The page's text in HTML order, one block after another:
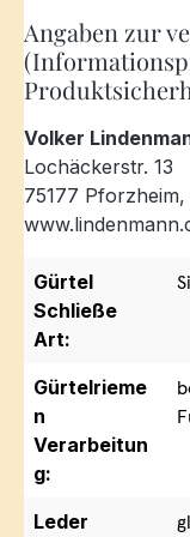
Angaben zur
Volker
Lochäckerstr. 13
75177
Gürtel
Schließe
Art:
Gürtelrieme
n
Verarbeitun
g:
Leder